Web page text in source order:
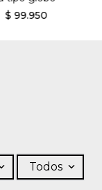
$ 99.950
Todos